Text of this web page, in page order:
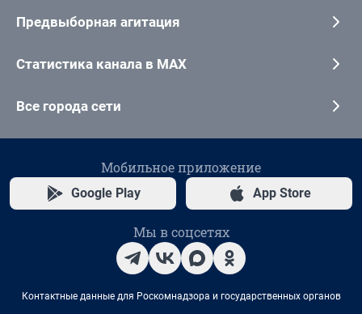
Предвыборная агитация
Статистика канала в MAX
Все города сети
Мобильное приложение
Google Play App Store
Мы в соцсетях
Контактные данные для Роскомнадзора и государственных органов